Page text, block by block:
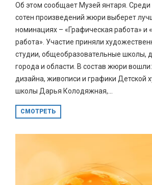
Об этом сообщает Музей янтаря. Среди
сотен произведений жюри выберет
номинациях – «Графическая работа» и
работа». Участие приняли
студии, общеобразовательные школы,
города и области. В состав жюри
дизайна, живописи и графики Детской
школы Дарья Колодяжная,...
СМОТРЕТЬ